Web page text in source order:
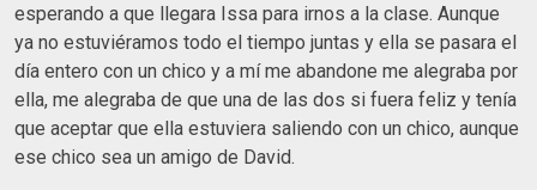
esperando a que llegara Issa para irnos a la clase. Aunque
ya no estuviéramos todo el tiempo juntas y ella se pasara el
día entero con un chico y a mí me abandone me alegraba por
ella, me alegraba de que una de las dos si fuera feliz y tenía
que aceptar que ella estuviera saliendo con un chico, aunque
ese chico sea un amigo de David.